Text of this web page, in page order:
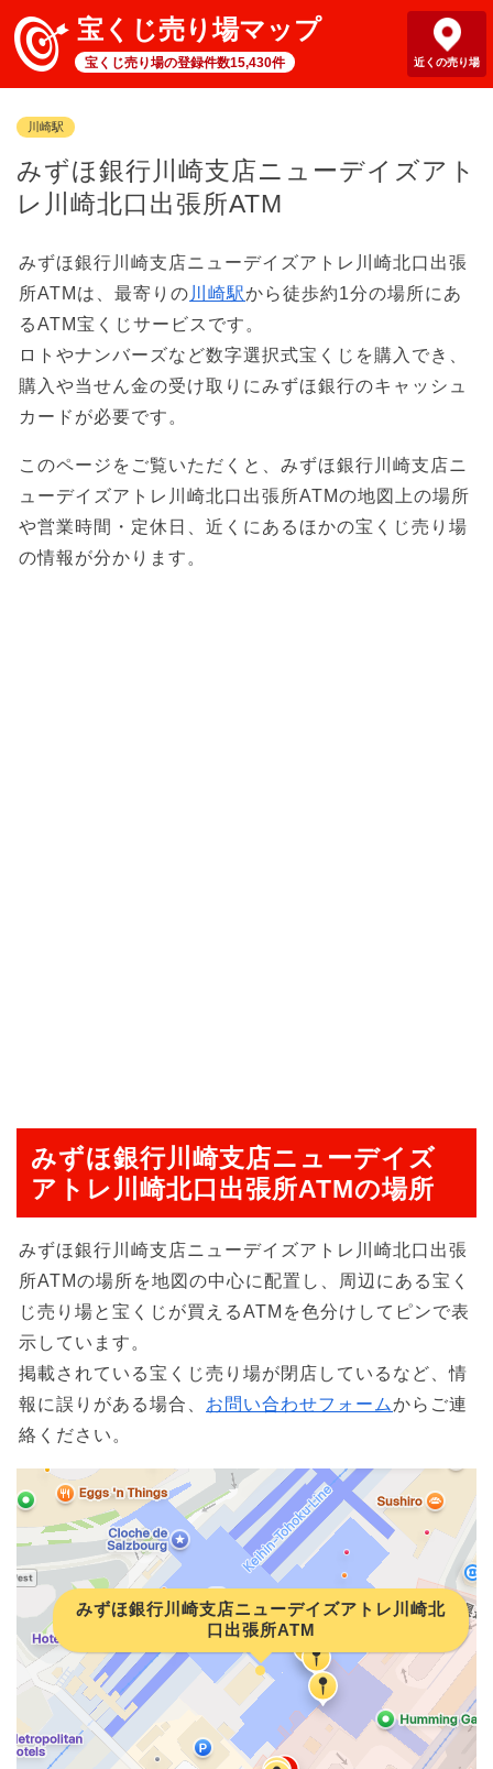
宝くじ売り場マップ
宝くじ売り場の登録件数15,430件 近くの売り場
川崎駅
みずほ銀行川崎支店ニューデイズアト
レ川崎北口出張所ATM
みずほ銀行川崎支店ニューデイズアトレ川崎北口出張
所ATMは、最寄りの 川崎駅から徒歩約1分の場所にあ
るATM宝くじサービスです。
ロトやナンバーズなど数字選択式宝くじを購入でき、
購入や当せん金の受け取りにみずほ銀行のキャッシュ
カードが必要です。
このページをご覧いただくと、みずほ銀行川崎支店ニ
ューデイズアトレ川崎北口出張所ATMの地図上の場所
や営業時間・定休日、近くにあるほかの宝くじ売り場
の情報が分かります。
みずほ銀行川崎支店ニューデイズ
アトレ川崎北口出張所ATMの場所
みずほ銀行川崎支店ニューデイズアトレ川崎北口出張
所ATMの場所を地図の中心に配置し、周辺にある宝く
じ売り場と宝くじが買えるATMを色分けしてピンで表
示しています。
掲載されている宝くじ売り場が閉店しているなど、情
報に誤りがある場合、 お問い合わせフォームからご連
絡ください。
みずほ銀行川崎支店ニューデイズアトレ川崎北
口出張所ATM